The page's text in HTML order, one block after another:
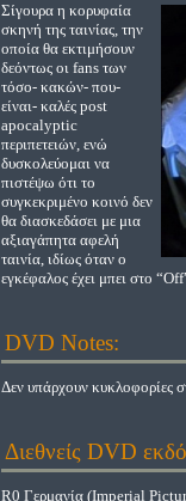
Σίγουρα η κορυφαία
σκηνή της ταινίας, την
οποία θα εκτιμήσουν
δεόντως οι fans των
τόσο- κακών- που-
είναι- καλές post
apocalyptic
περιπετειών, ενώ
δυσκολεύομαι να
πιστέψω ότι το
συγκεκριμένο κοινό δεν
θα διασκεδάσει με μια
αξιαγάπητα αφελή
ταινία, ιδίως όταν ο
εγκέφαλος έχει μπει στο
DVD Notes:
Δεν υπάρχουν κυκλοφορίες
Διεθνείς DVD
R0 Γερμανία (Imperial